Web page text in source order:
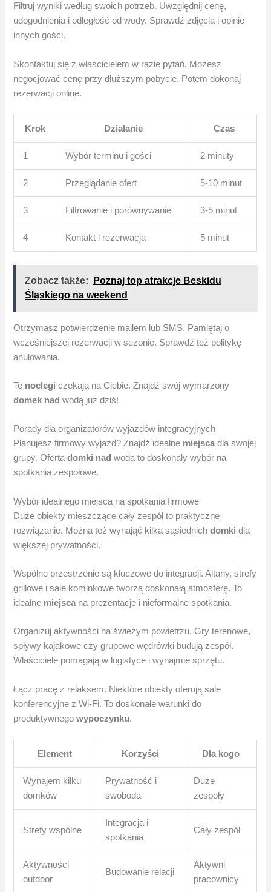
Filtruj wyniki według swoich potrzeb. Uwzględnij cenę,
udogodnienia i odległość od wody. Sprawdź zdjęcia i opinie
innych gości.
Skontaktuj się z właścicielem w razie pytań. Możesz
negocjować cenę przy dłuższym pobycie. Potem dokonaj
rezerwacji online.
Krok Działanie Czas
1 Wybór terminu i gości 2 minuty
2 Przeglądanie ofert 5-10 minut
3 Filtrowanie i porównywanie 3-5 minut
4 Kontakt i rezerwacja 5 minut
Zobacz także:
Poznaj top atrakcje Beskidu
Śląskiego na weekend
Otrzymasz potwierdzenie mailem lub SMS. Pamiętaj o
wcześniejszej rezerwacji w sezonie. Sprawdź też politykę
anulowania.
Te noclegi czekają na Ciebie. Znajdź swój wymarzony
domek nad wodą już dziś!
Porady dla organizatorów wyjazdów integracyjnych
Planujesz firmowy wyjazd? Znajdź idealne miejscadla swojej
grupy. Ofertadomki nad wodą to doskonały wybór na
spotkania zespołowe.
Wybór idealnego miejsca na spotkania firmowe
Duże obiekty mieszczące cały zespół to praktyczne
rozwiązanie. Można też wynająć kilka sąsiednichdomki dla
większej prywatności.
Wspólne przestrzenie są kluczowe do integracji. Altany, strefy
grillowe i sale kominkowe tworzą doskonałą atmosferę. To
idealne miejsca na prezentacje i nieformalne spotkania.
Organizuj aktywności na świeżym powietrzu. Gry terenowe,
spływy kajakowe czy grupowe wędrówki budują zespół.
Właściciele pomagają w logistyce i wynajmie sprzętu.
Łącz pracę z relaksem. Niektóre obiekty oferują sale
konferencyjne z Wi-Fi. To doskonałe warunki do
produktywnegowypoczynku.
Element Korzyści Dla kogo
Wynajem kilku
domków
Prywatność i
swoboda
Duże
zespoły
Strefy wspólne
Integracja i
spotkania
Cały zespół
Aktywności
outdoor
Budowanie relacji
Aktywni
pracownicy